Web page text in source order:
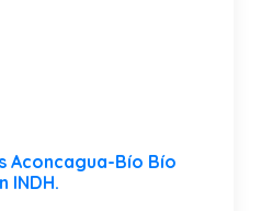
Aconcagua-Bío Bío
INDH.